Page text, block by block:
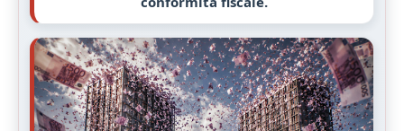
Mirsim Jella, Ferdinand Shtembari e Fiqiri
Lika in carcere per il palazzo abusivo a Tirana: